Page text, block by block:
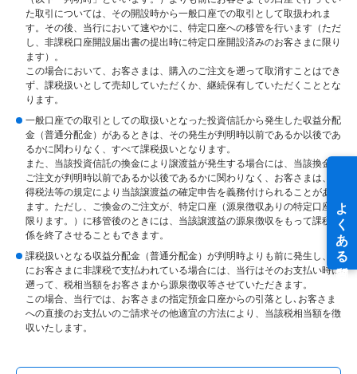
た取引については、その開設時から一般口座での取引として取扱われま
す。その後、当行において速やかに、特定口座への移管を行います（ただ
し、非課税口座開設届出書の提出時に特定口座開設済みのお客さまに限り
ます）。
この場合において、お客さまは、購入のご注文を遡って取消すことはでき
ず、課税扱いとして売却していただくか、継続保有していただくこととな
ります。
一般口座での取引としての取扱いとなった投資信託から発生した収益分配
金（普通分配金）があるときは、その発生が判明時以前であるか以後であ
るかに関わりなく、すべて課税扱いとなります。
また、当該投資信託の換金により譲渡益が発生する場合には、当該換金の
ご注文が判明時以前であるか以後であるかに関わりなく、お客さまは、所
得税法等の規定により当該譲渡益の確定申告を義務付けられることがあり
ます。ただし、ご換金のご注文が、特定口座（源泉徴収ありの特定口座に
限ります。）に移管後のときには、当該譲渡益の源泉徴収をもって課税関
係を終了させることもできます。
課税扱いとなる収益分配金（普通分配金）が判明時よりも前に発生し、既
にお客さまに非課税で支払われている場合には、当行はそのお支払い時に
遡って、税相当額をお客さまから源泉徴収等させていただきます。
この場合、当行では、お客さまの指定預金口座からの引落とし､お客さま
への直接のお支払いのご請求その他適宜の方法により、当該税相当額を徴
収いたします。